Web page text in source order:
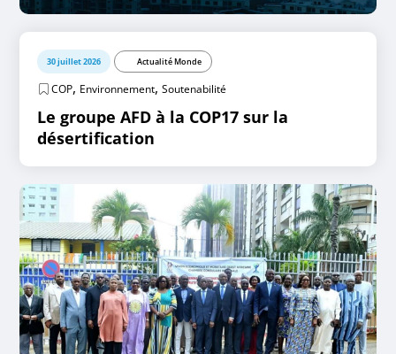
30 juillet 2026 Actualité Monde
COP, Environnement,Soutenabilité
Le groupe AFD à la COP17 sur la
désertification